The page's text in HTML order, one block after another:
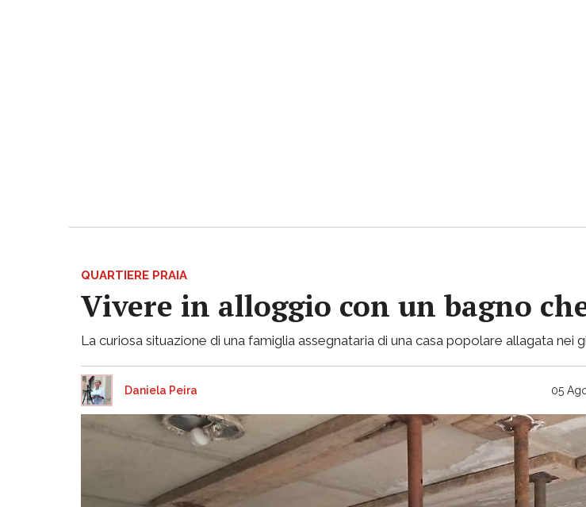
QUARTIERE PRAIA
Vivere in alloggio con un bagno
La curiosa situazione di una famiglia assegnataria di una casa popolare allagata nei
Daniela Peira 05